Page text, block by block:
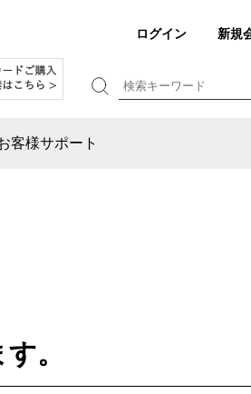
ログイン 新規
客様サポート
。